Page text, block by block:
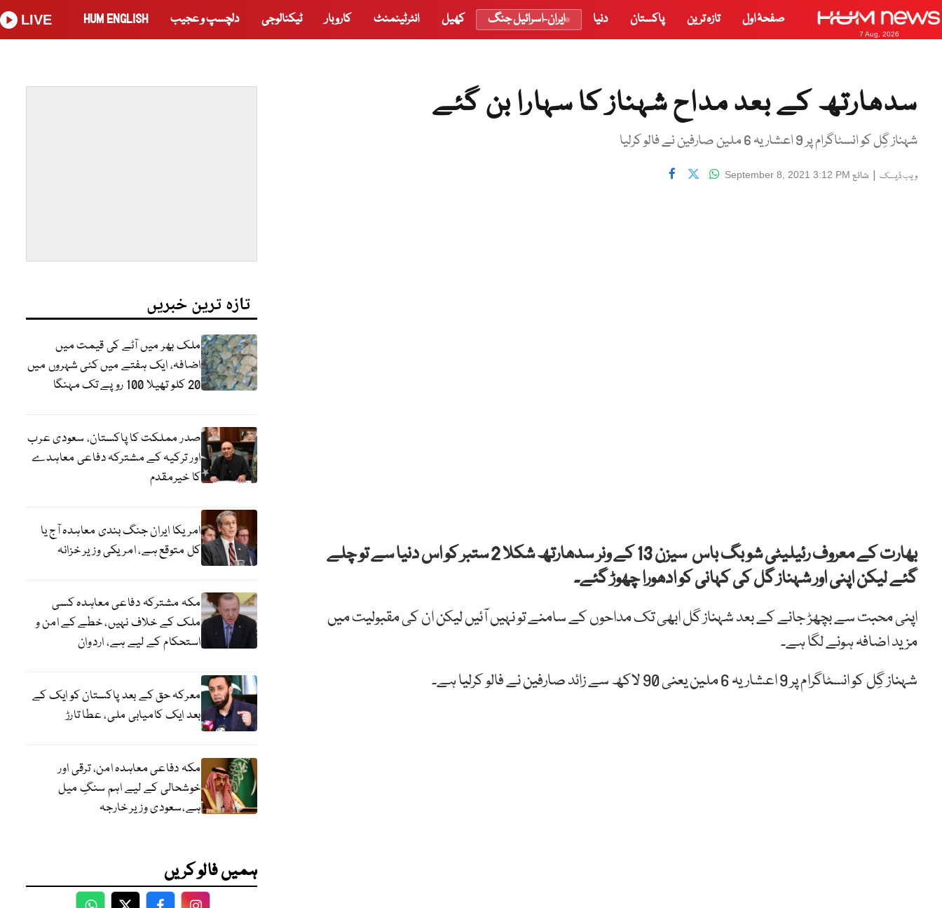
7 Aug, 2026
صفحۂ اول تازہ ترین پاکستان دنیا ایران-اسرائیل جنگ کھیل انٹرٹینمنٹ کاروبار ٹیکنالوجی دلچسپ و عجیب HUM ENGLISH
LIVE
سدھارتھ کے بعد مداح شہناز کا سہارا بن گئے
شہناز گِل کو انسٹاگرام پر 9 اعشاریہ 6 ملین صارفین نے فالو کرلیا
ویب ڈیسک | شائع September 8, 2021 3:12 PM
بھارت کے معروف رئیلیٹی شو بگ باس سیزن 13 کے ونر سدھارتھ شکلا 2 ستبر کو اس دنیا سے تو چلے
گئے لیکن اپنی اور شہناز گل کی کہانی کو ادھورا چھوڑ گئے۔
اپنی محبت سے بچھڑ جانے کے بعد شہناز گل ابھی تک مداحوں کے سامنے تو نہیں آئیں لیکن ان کی مقبولیت میں
مزید اضافہ ہونے لگا ہے۔
شہناز گِل کو انسٹاگرام پر 9 اعشاریہ 6 ملین یعنی 90 لاکھ سے زائد صارفین نے فالو کرلیا ہے۔
تازہ ترین خبریں
ملک بھر میں آٹے کی قیمت میں
اضافہ، ایک ہفتے میں کئی شہروں میں
20 کلو تھیلا 100 روپے تک مہنگا
صدر مملکت کا پاکستان، سعودی عرب
اور ترکیہ کے مشترکہ دفاعی معاہدے
کا خیرمقدم
امریکا ایران جنگ بندی معاہدہ آج یا
کل متوقع ہے، امریکی وزیر خزانہ
مکہ مشترکہ دفاعی معاہدہ کسی
ملک کے خلاف نہیں، خطے کے امن و
استحکام کے لیے ہے، اردوان
معرکہ حق کے بعد پاکستان کو ایک کے
بعد ایک کامیابی ملی، عطا تارڑ
مکہ دفاعی معاہدہ امن، ترقی اور
خوشحالی کے لیے اہم سنگِ میل
ہے،سعودی وزیر خارجہ
ہمیں فالو کریں